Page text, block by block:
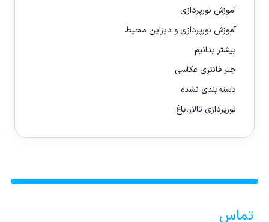
آموزش نورپردازی
آموزش نورپردازی و دیزاین محیط
بیشتر بدانیم
چتر فانتزی عکاسی
دسته‌بندی نشده
نورپردازی تالار،باغ
تماس